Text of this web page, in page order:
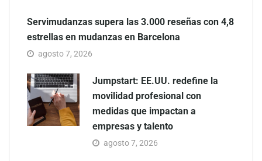
Servimudanzas supera las 3.000 reseñas con 4,8
estrellas en mudanzas en Barcelona
agosto 7, 2026
Jumpstart: EE.UU. redefine la
movilidad profesional con
medidas que impactan a
empresas y talento
agosto 7, 2026